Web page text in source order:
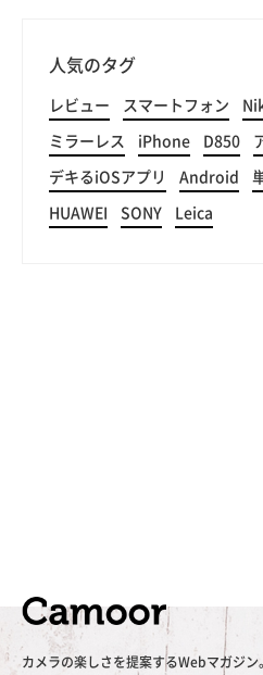
人気のタグ
レビュー スマートフォン
ミラーレス iPhone D850
デキるiOSアプリ Android
HUAWEI SONY Leica
カメラの楽しさを提案するWebマガジン